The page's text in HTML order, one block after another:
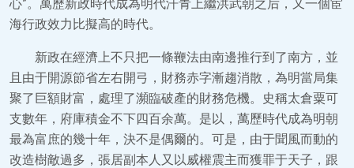
心”。萬歷新政時代成為明代汗青上繼洪武朝之后，又一個宦
海行政效力比擬高的時代。
新政在經濟上不只把一條鞭法由南邊推行到了南方，並
且由于開源節省左右開弓，財務赤字漸趨消散，為明當局集
聚了巨額財富，處理了瀕臨破產的財務危機。史稱太倉粟可
支數年，府庫積金不下四百余萬。是以，萬歷時代成為明朝
最為富庶的幾十年，決不是偶爾的。可是，由于聞風而動的
改造樹敵過多，張居副本人又以威權震主而獲罪于天子，跟